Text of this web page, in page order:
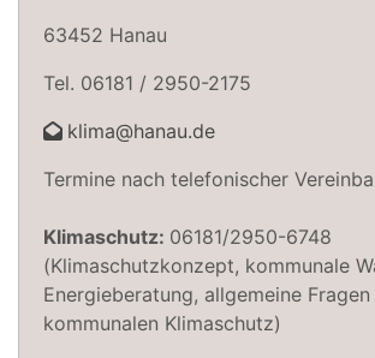
63452 Hanau
Tel. 06181 / 2950-2175
klima@hanau.de
Termine nach telefonischer
Klimaschutz: 06181/2950-6748
(Klimaschutzkonzept, kommunale
Energieberatung, allgemeine Fragen
kommunalen Klimaschutz)